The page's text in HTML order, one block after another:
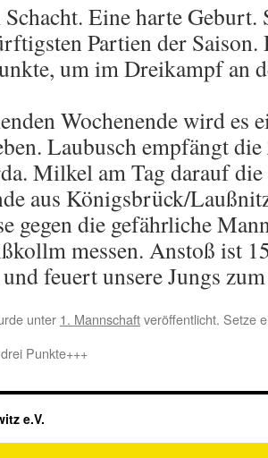
Eine harte
Partien der
um im Dreikampf an
Wochenende wird es
Laubusch empfängt
Milkel am Tag darauf
aus Königsbrück/
gegen die gefährliche
messen. Anstoß ist
feuert unsere Jungs
unter 1. Mannschaftveröffentlicht. Setze
Punkte+++
e.V.